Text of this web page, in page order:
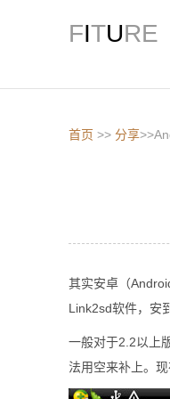
FITURE
首页 >> 分享
其实安卓（
Link2sd软件，安
一般对于2.2以上
法用空来补上。